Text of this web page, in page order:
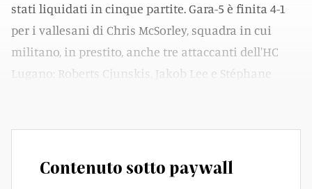
stati liquidati in cinque partite. Gara-5 è finita 4-1
per i vallesani di Chris McSorley, squadra in cui
militano, in prestito, anche tre attaccanti dell'HC
Lugano: Roberts Cjunskis, Jakob Lee e Stéphane
Contenuto sotto paywall